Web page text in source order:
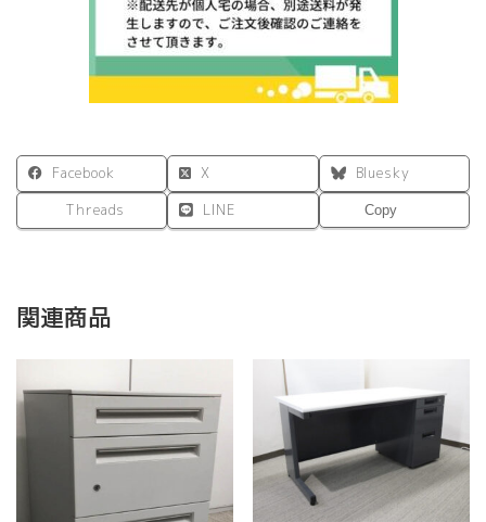
Facebook X
Bluesky
Threads
LINE Copy
関連商品